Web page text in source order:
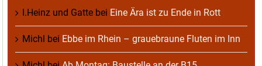
I.Heinz und Gatte bei Eine Ära ist zu Ende in Rott
Michl bei Ebbe im Rhein – grauebraune Fluten im Inn